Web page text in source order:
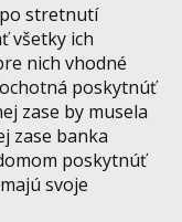
stretnutí
všetky ich
nich vhodné
poskytnúť
zase by musela
zase banka
poskytnúť
svoje